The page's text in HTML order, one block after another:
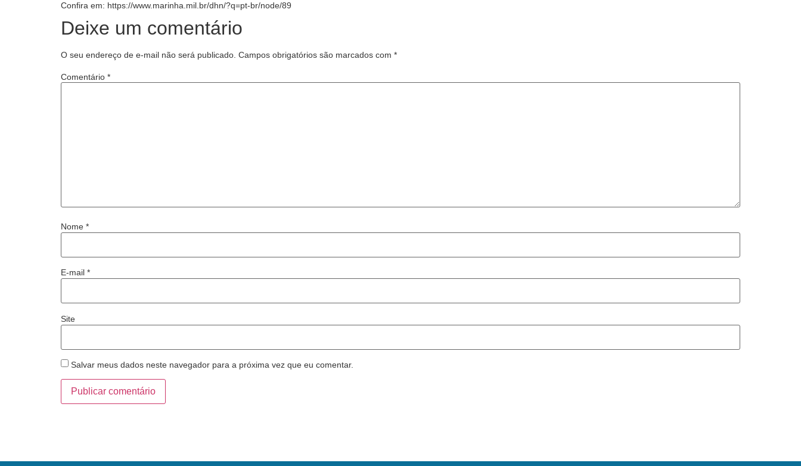
Confira em: https://www.marinha.mil.br/dhn/?q=pt-br/node/89
Deixe um comentário
O seu endereço de e-mail não será publicado. Campos obrigatórios são marcados com *
Comentário *
Nome *
E-mail *
Site
Salvar meus dados neste navegador para a próxima vez que eu comentar.